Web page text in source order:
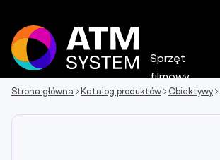
content
Sprzęt
filmowy
Strona główna Katalog produktów Obiektywy